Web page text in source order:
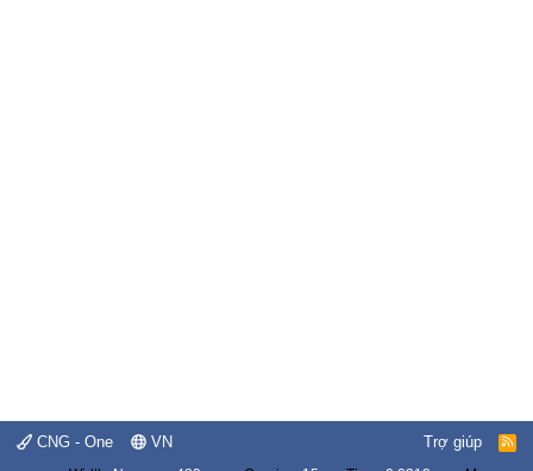
CNG - One VN Trợ giúp
R